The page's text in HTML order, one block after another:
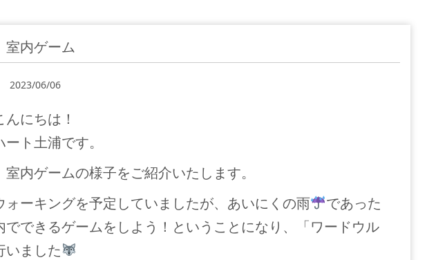
室内ゲーム
2023/06/06
にちは！
ト土浦です。
室内ゲームの様子をご紹介いたします。
ォーキングを予定していましたが、あいにくの雨
であった
でできるゲームをしよう！ということになり、「ワードウル
いました